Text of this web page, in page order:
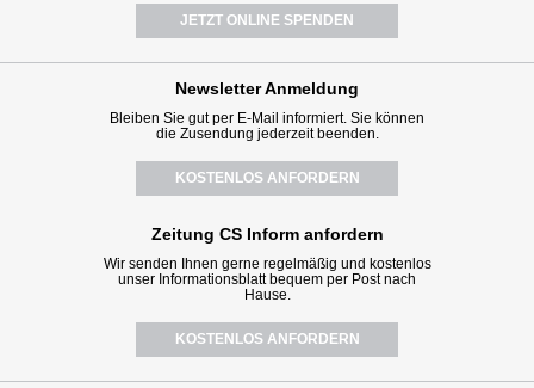
JETZT ONLINE SPENDEN
NewsletterAnmeldung
Bleiben Sie gut per E-Mail informiert. Sie können
die Zusendung jederzeit beenden.
KOSTENLOS ANFORDERN
Zeitung CS Inform anfordern
Wir senden Ihnen gerne regelmäßig und kostenlos
unser Informationsblatt bequem per Post nach
Hause.
KOSTENLOS ANFORDERN